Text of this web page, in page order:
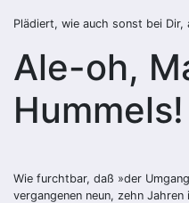
Plädiert, wie auch sonst bei Dir,
Ale-oh,
Hummels!
Wie furchtbar, daß »der
vergangenen neun, zehn